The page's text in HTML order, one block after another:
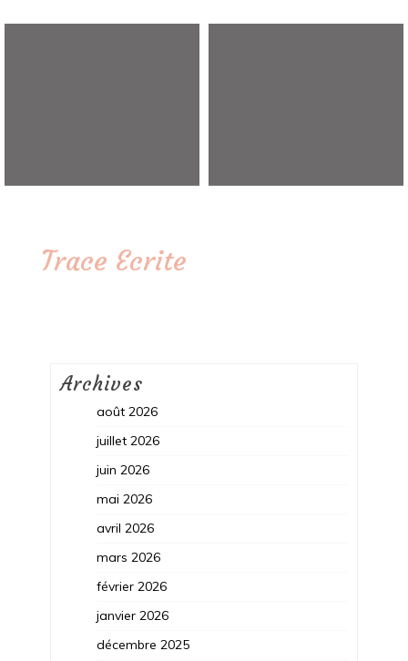
Trace Ecrite
Archives
août 2026
juillet 2026
juin 2026
mai 2026
avril 2026
mars 2026
février 2026
janvier 2026
décembre 2025